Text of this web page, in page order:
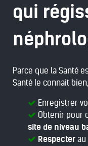
qui
Parce que la Santé
Santé le connait
Enregistrer
Obtenir pour
site de niveau
Respecter